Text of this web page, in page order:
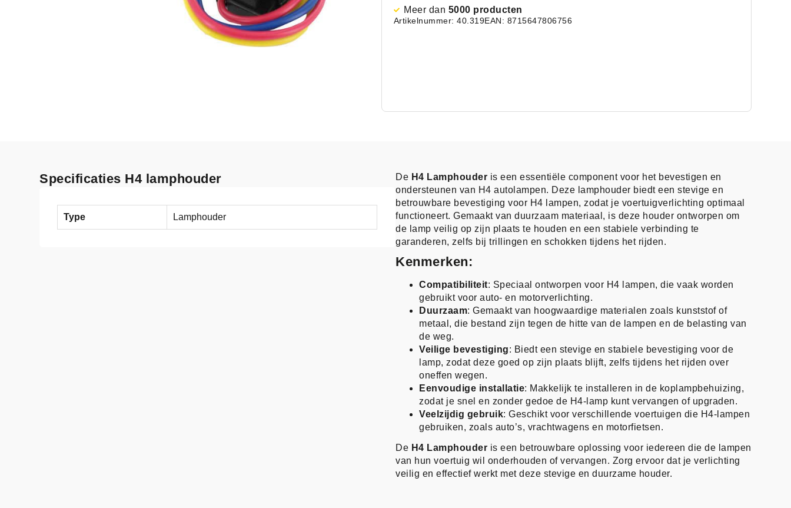
Meer dan 5000 producten
Artikelnummer: 40.319EAN: 8715647806756
Specificaties H4 lamphouder
Type Lamphouder
De H4 Lamphouder is een essentiële component voor het bevestigen en
ondersteunen van H4 autolampen. Deze lamphouder biedt een stevige en
betrouwbare bevestiging voor H4 lampen, zodat je voertuigverlichting optimaal
functioneert. Gemaakt van duurzaam materiaal, is deze houder ontworpen om
de lamp veilig op zijn plaats te houden en een stabiele verbinding te
garanderen, zelfs bij trillingen en schokken tijdens het rijden.
Kenmerken:
Compatibiliteit: Speciaal ontworpen voor H4 lampen, die vaak worden
gebruikt voor auto- en motorverlichting.
Duurzaam: Gemaakt van hoogwaardige materialen zoals kunststof of
metaal, die bestand zijn tegen de hitte van de lampen en de belasting van
de weg.
Veilige bevestiging: Biedt een stevige en stabiele bevestiging voor de
lamp, zodat deze goed op zijn plaats blijft, zelfs tijdens het rijden over
oneffen wegen.
Eenvoudige installatie: Makkelijk te installeren in de koplampbehuizing,
zodat je snel en zonder gedoe de H4-lamp kunt vervangen of upgraden.
Veelzijdig gebruik: Geschikt voor verschillende voertuigen die H4-lampen
gebruiken, zoals auto’s, vrachtwagens en motorfietsen.
De H4 Lamphouder is een betrouwbare oplossing voor iedereen die de lampen
van hun voertuig wil onderhouden of vervangen. Zorg ervoor dat je verlichting
veilig en effectief werkt met deze stevige en duurzame houder.